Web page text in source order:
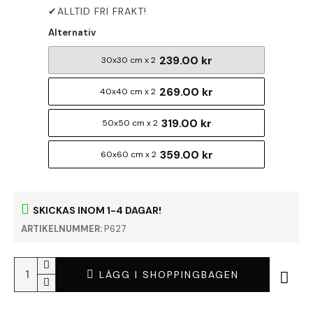
SKICKAS INOM 1-4 DAGAR!
ARTIKELNUMMER:P627
Alternativ
30x30 cm x 2 239.00 kr
40x40 cm x 2 269.00 kr
50x50 cm x 2 319.00 kr
60x60 cm x 2 359.00 kr
LÄGG I SHOPPINGBAGEN